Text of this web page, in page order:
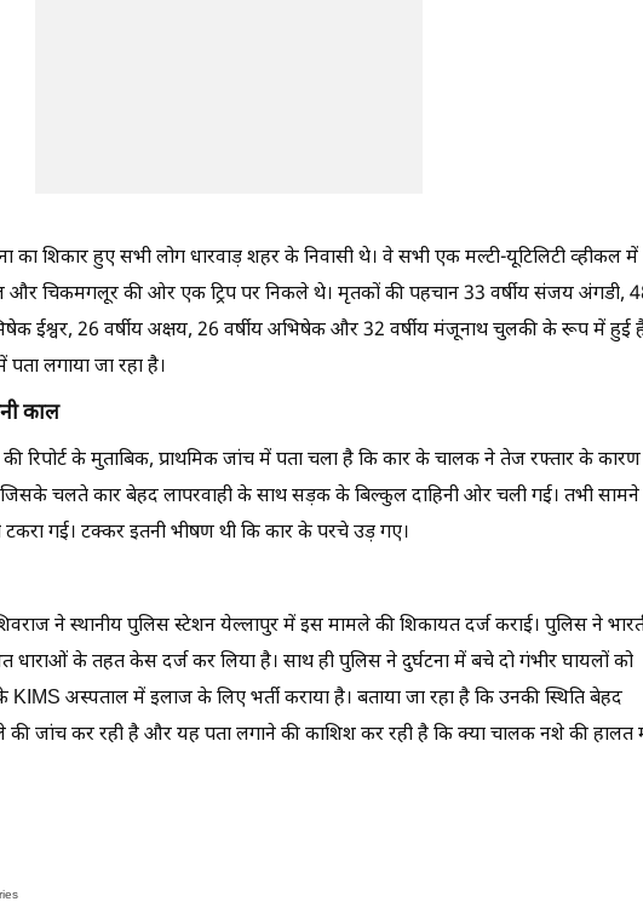
का शिकार हुए सभी लोग धारवाड़ शहर के निवासी थे। वे सभी एक मल्टी-यूटिलिटी व्हीकल में
और चिकमगलूर की ओर एक ट्रिप पर निकले थे। मृतकों की पहचान 33 वर्षीय संजय अंगडी,
ईश्वर, 26 वर्षीय अक्षय, 26 वर्षीय अभिषेक और 32 वर्षीय मंजूनाथ चुलकी के रूप में हुई
लगाया जा रहा है।
काल
रिपोर्ट के मुताबिक, प्राथमिक जांच में पता चला है कि कार के चालक ने तेज रफ्तार के कारण
जिसके चलते कार बेहद लापरवाही के साथ सड़क के बिल्कुल दाहिनी ओर चली गई। तभी
गई। टक्कर इतनी भीषण थी कि कार के परचे उड़ गए।
ने स्थानीय पुलिस स्टेशन येल्लापुर में इस मामले की शिकायत दर्ज कराई। पुलिस ने
धाराओं के तहत केस दर्ज कर लिया है। साथ ही पुलिस ने दुर्घटना में बचे दो गंभीर घायलों को
अस्पताल में इलाज के लिए भर्ती कराया है। बताया जा रहा है कि उनकी स्थिति बेहद
की जांच कर रही है और यह पता लगाने की काशिश कर रही है कि क्या चालक नशे की हालत